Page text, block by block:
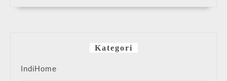
Kategori
IndiHome